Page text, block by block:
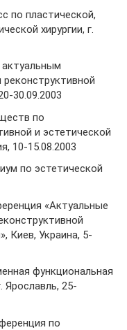
по пластической,
хирургии, г.
30.09.2003
по
и эстетической
10-15.08.2003
по эстетической
«Актуальные
Киев, Украина, 5-
функциональная
Ярославль, 25-
по